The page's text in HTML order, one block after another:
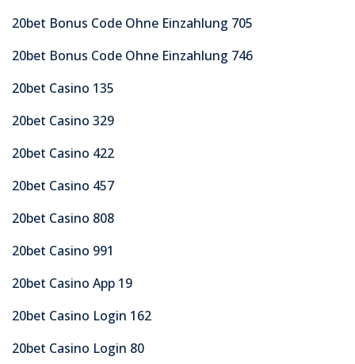
20bet Bonus Code Ohne Einzahlung 705
20bet Bonus Code Ohne Einzahlung 746
20bet Casino 135
20bet Casino 329
20bet Casino 422
20bet Casino 457
20bet Casino 808
20bet Casino 991
20bet Casino App 19
20bet Casino Login 162
20bet Casino Login 80